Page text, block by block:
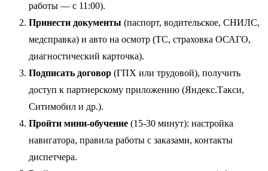
работы — с 11:00).
Принести документы (паспорт, водительское, СНИЛС,
медсправка) и авто на осмотр (ТС, страховка ОСАГО,
диагностический карточка).
Подписать договор (ГПХ или трудовой), получить
доступ к партнерскому приложению (Яндекс.Такси,
Ситимобил и др.).
Пройти мини-обучение (15-30 минут): настройка
навигатора, правила работы с заказами, контакты
диспетчера.